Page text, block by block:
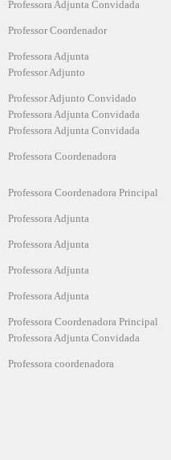
Professora Adjunta Convidada
Professor Coordenador
Professora Adjunta
Professor Adjunto
Professor Adjunto Convidado
Professora Adjunta Convidada
Professora Adjunta Convidada
Professora Coordenadora
Professora Coordenadora Principal
Professora Adjunta
Professora Adjunta
Professora Adjunta
Professora Adjunta
Professora Coordenadora Principal
Professora Adjunta Convidada
Professora coordenadora